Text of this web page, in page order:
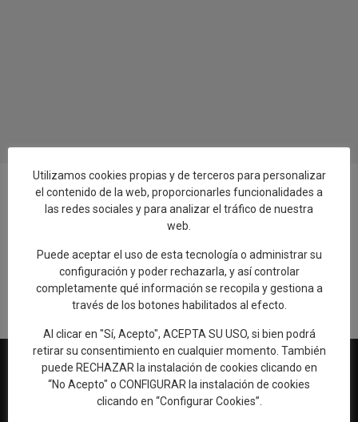
Añadir reseña en Google
Rellenar encuesta de calidad
Utilizamos cookies propias y de terceros para personalizar
el contenido de la web, proporcionarles funcionalidades a
las redes sociales y para analizar el tráfico de nuestra
web.
Puede aceptar el uso de esta tecnología o administrar su
configuración y poder rechazarla, y así controlar
completamente qué información se recopila y gestiona a
través de los botones habilitados al efecto.
Al clicar en "Sí, Acepto", ACEPTA SU USO, si bien podrá
retirar su consentimiento en cualquier momento. También
puede RECHAZAR la instalación de cookies clicando en
“No Acepto" o CONFIGURAR la instalación de cookies
clicando en “Configurar Cookies”.